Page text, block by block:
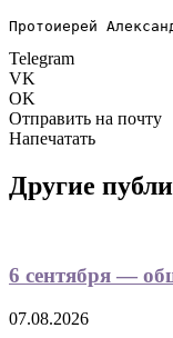
Протоиерей
Telegram
VK
OK
Отправить на почту
Напечатать
Другие
6 сентября —
07.08.2026